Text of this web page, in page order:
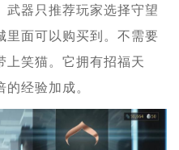
武器只推荐玩家选择守望
里面可以购买到。不需要
上笑猫。它拥有招福天
经验加成。